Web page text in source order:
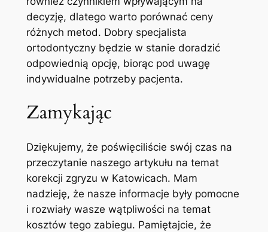
decyzję, dlatego warto porównać ceny
różnych metod. Dobry specjalista
ortodontyczny będzie w stanie doradzić
odpowiednią opcję, biorąc pod uwagę ​
indywidualne potrzeby ​pacjenta.
Zamykając
Dziękujemy, że poświęciliście swój⁤ czas na
przeczytanie naszego ⁣artykułu na‌ temat
korekcji zgryzu w ‌Katowicach. Mam
nadzieję, że nasze ‌informacje ​były pomocne⁣
i⁤ rozwiały wasze wątpliwości na temat
kosztów tego zabiegu. Pamiętajcie, ‍że